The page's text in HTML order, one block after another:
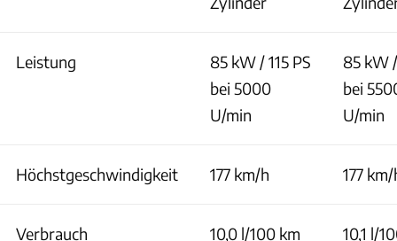
Leistung
85 kW / 115 PS
bei 5000
U/min
85 kW
bei
U/min
Höchstgeschwindigkeit 177 km/h 177
Verbrauch 10,0 l/100 km 10,1 l/